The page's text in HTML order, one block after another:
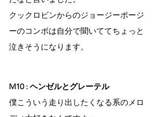
クックロビンからのジョージーポージ
ーのコンボは自分で聞いててちょっと
泣きそうになります。
M10 : ヘンゼルとグレーテル
僕こういう走り出したくなる系のメロ